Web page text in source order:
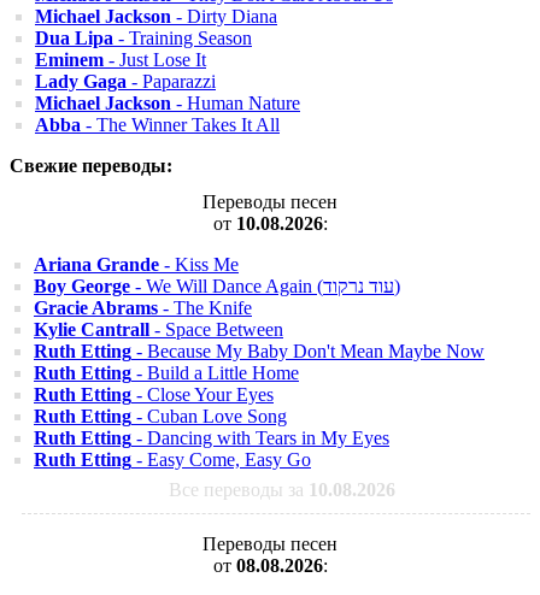
Michael Jackson - Dirty Diana
Dua Lipa - Training Season
Eminem - Just Lose It
Lady Gaga - Paparazzi
Michael Jackson - Human Nature
Abba - The Winner Takes It All
Свежие переводы:
Переводы песен
от 10.08.2026:
Ariana Grande - Kiss Me
Boy George
- We Will Dance Again (עוד נרקוד)
Gracie Abrams - The Knife
Kylie Cantrall - Space Between
Ruth Etting - Because My Baby Don't Mean Maybe Now
Ruth Etting - Build a Little Home
Ruth Etting - Close Your Eyes
Ruth Etting - Cuban Love Song
Ruth Etting - Dancing with Tears in My Eyes
Ruth Etting - Easy Come, Easy Go
Все переводы за 10.08.2026
Переводы песен
от 08.08.2026: